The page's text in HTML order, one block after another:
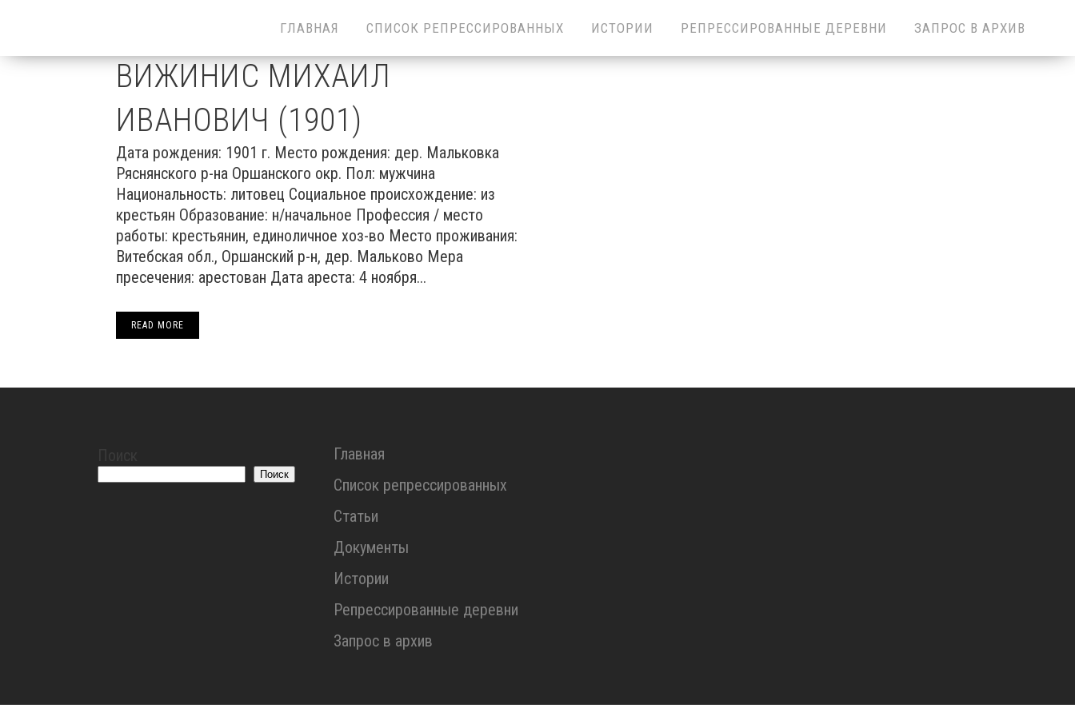
ГЛАВНАЯ СПИСОК РЕПРЕССИРОВАННЫХ ИСТОРИИ РЕПРЕССИРОВАННЫЕ ДЕРЕВНИ ЗАПРОС В АРХИВ
ВИЖИНИС МИХАИЛ
ИВАНОВИЧ (1901)
Дата рождения: 1901 г. Место рождения: дер. Мальковка
Ряснянского р-на Оршанского окр. Пол: мужчина
Национальность: литовец Социальное происхождение: из
крестьян Образование: н/начальное Профессия / место
работы: крестьянин, единоличное хоз-во Место проживания:
Витебская обл., Оршанский р-н, дер. Мальково Мера
пресечения: арестован Дата ареста: 4 ноября...
READ MORE
Поиск
Главная
Список репрессированных
Статьи
Документы
Истории
Репрессированные деревни
Запрос в архив